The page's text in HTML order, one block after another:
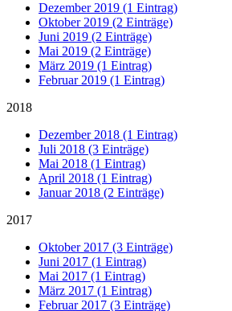
Dezember 2019 (1 Eintrag)
Oktober 2019 (2 Einträge)
Juni 2019 (2 Einträge)
Mai 2019 (2 Einträge)
März 2019 (1 Eintrag)
Februar 2019 (1 Eintrag)
2018
Dezember 2018 (1 Eintrag)
Juli 2018 (3 Einträge)
Mai 2018 (1 Eintrag)
April 2018 (1 Eintrag)
Januar 2018 (2 Einträge)
2017
Oktober 2017 (3 Einträge)
Juni 2017 (1 Eintrag)
Mai 2017 (1 Eintrag)
März 2017 (1 Eintrag)
Februar 2017 (3 Einträge)